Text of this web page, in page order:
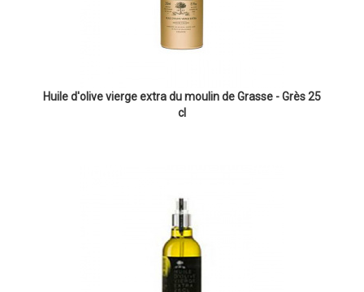
Huile d'olive vierge extra du moulin de Grasse - Grès 25
cl